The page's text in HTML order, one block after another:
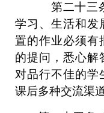
第二十三
学习、生活和发
置的作业必须有
的提问，悉心解
对品行不佳的学
课后多种交流渠